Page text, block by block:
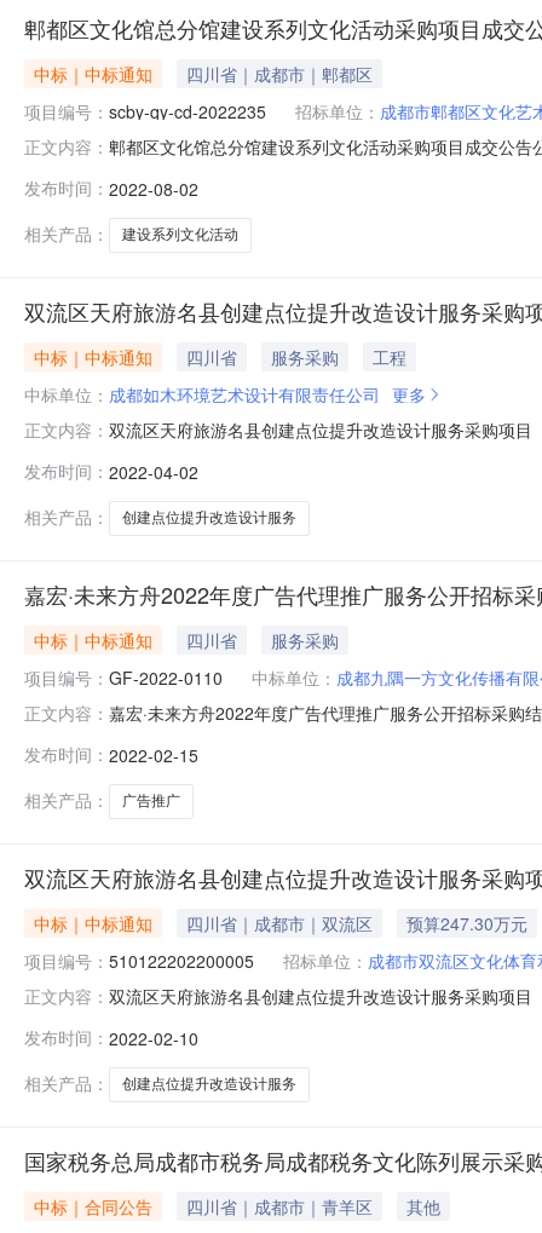
郫都区文化馆总分馆建设系列文化活动采购项目成交
中标｜中标通知
四川省｜成都市｜郫都区
项目编号： scby-qy-cd-2022235 招标单位： 成都市郫都区文化艺
正文内容： 郫都区文化馆总分馆建设系列文化活动采购项目成交公
金额￥27.100000万元（人民币）联系人及联系方式：
位地
发布时间： 2022-08-02
相关产品：
建设系列文化活动
双流区天府旅游名县创建点位提升改造设计服务采购
中标｜中标通知 四川省 服务采购
工程
中标单位： 成都如木环境艺术设计有限责任公司 更多
正文内容： 双流区天府旅游名县创建点位提升改造设计服务采购项
改造设计服务:成都九隅一方文化传播有限公司;双流区天
盛邦街88号8栋13楼38号
发布时间： 2022-04-02
相关产品：
创建点位提升改造设计服务
嘉宏·未来方舟2022年度广告代理推广服务公开招标
中标｜中标通知 四川省
服务采购
项目编号： GF-2022-0110 中标单位： 成都九隅一方文化传播有
正文内容： 嘉宏·未来方舟2022年度广告代理推广服务公开招标采购
司采购人地址内江市东兴区兴隆路369号1幢1单元3F（
发布时间： 2022-02-15
相关产品：
广告推广
双流区天府旅游名县创建点位提升改造设计服务采购
中标｜中标通知 四川省｜成都市｜双流区
预算247.30万元
项目编号： 510122202200005 招标单位： 成都市双流区文化体
正文内容： 双流区天府旅游名县创建点位提升改造设计服务采购项
旅游名县创建点位提升改造设计服务:成都九隅一方文化
贸易试验区成都高新
发布时间： 2022-02-10
相关产品：
创建点位提升改造设计服务
国家税务总局成都市税务局成都税务文化陈列展示采
中标｜合同公告 四川省｜成都市｜青羊区
其他